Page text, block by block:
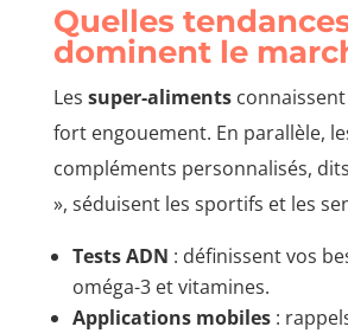
Quelles
dominent le
Les super-aliments
fort engouement. En parallèle,
compléments personnalisés,
», séduisent les sportifs et les
Tests ADN : définissent vos
oméga-3 et vitamines.
Applications mobiles: